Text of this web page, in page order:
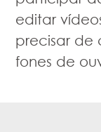
editar
precisar de
fones de